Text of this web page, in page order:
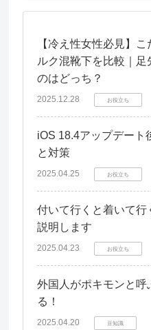
【冷え性女性必見】
ルク混靴下を比較｜足
のはどっち？
2025.12.28 お役立ち
iOS 18.4アップデート
と対策
2025.04.25 お役立ち
付いて行くと着いて行
説明します
2025.04.23 お役立ち
外国人がポキモンと呼
る！
2025.04.20 豆知識